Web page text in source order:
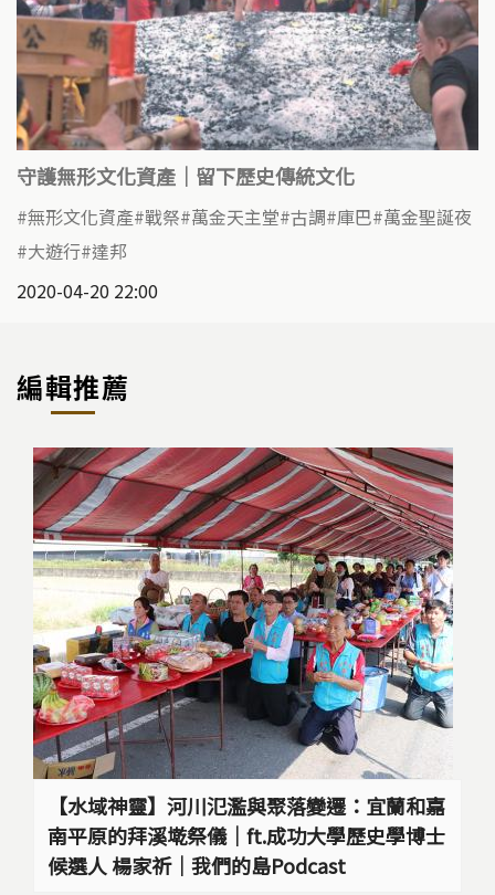
守護無形文化資產｜留下歷史傳統文化
無形文化資產 戰祭 萬金天主堂 古調 庫巴 萬金聖誕夜
大遊行 達邦
2020-04-20 22:00
編輯推薦
【水域神靈】河川氾濫與聚落變遷：宜蘭和嘉
南平原的拜溪墘祭儀｜ft.成功大學歷史學博士
候選人 楊家祈｜我們的島Podcast